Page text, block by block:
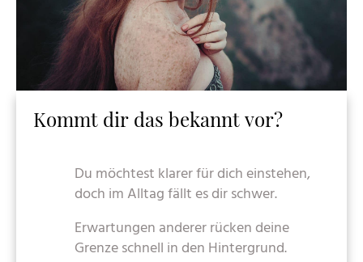
Kommt dir das bekannt vor?
Du möchtest klarer für dich einstehen,
doch im Alltag fällt es dir schwer.
Erwartungen anderer rücken deine
Grenze schnell in den Hintergrund.